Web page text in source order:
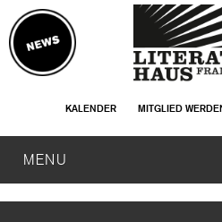
KALENDER MITGLIED
MENU